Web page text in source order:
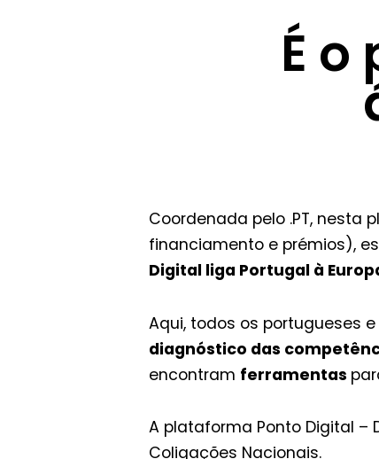
É
Coordenada pelo .PT,
financiamento e prémios),
Digital liga Portugal à
Aqui, todos os portugueses
diagnóstico das
encontram ferramentas
A plataforma Ponto Digital –
Coligações Nacionais.